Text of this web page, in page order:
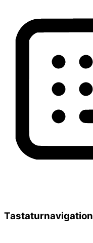
Tastaturnavigation